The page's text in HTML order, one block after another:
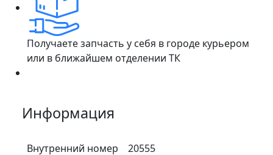
Получаете запчасть у себя в городе курьером
или в ближайшем отделении ТК
Информация
Внутренний номер
20555